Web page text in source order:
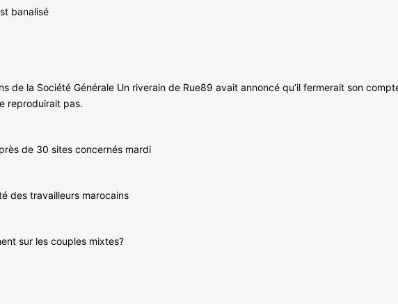
banalisé
de la Société Générale Un riverain de Rue89 avait annoncé qu’il fermerait son
reproduirait pas.
de 30 sites concernés mardi
des travailleurs marocains
sur les couples mixtes?